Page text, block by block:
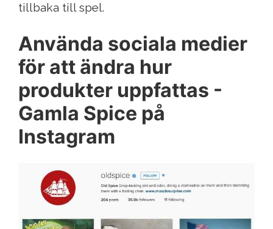
tillbaka till spel.
Använda sociala medier
för att ändra hur
produkter uppfattas -
Gamla Spice på
Instagram